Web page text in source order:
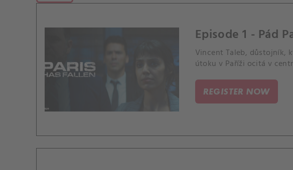
Episode 1 - Pád
Vincent Taleb, důstojník,
útoku v Paříži ocitá v
REGISTER NOW